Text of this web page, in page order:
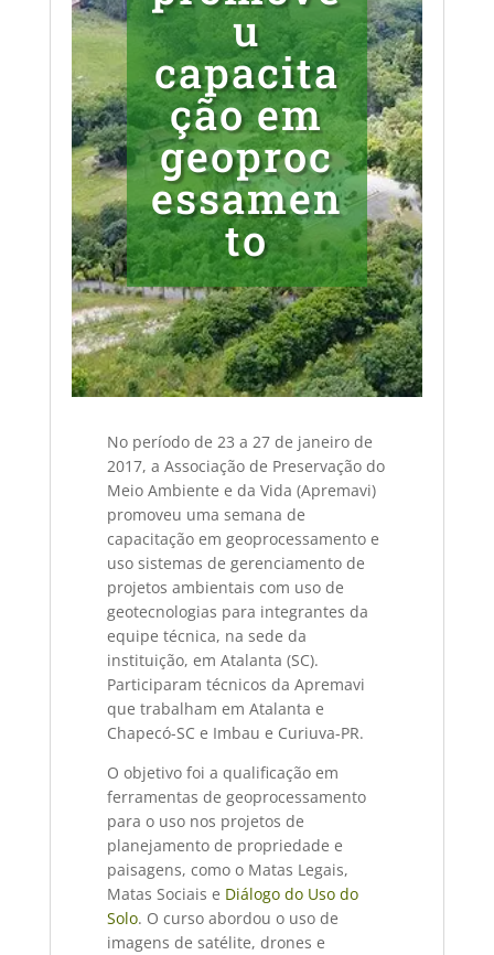
u
capacita
ção em
geoproc
essamen
to
No período de 23 a 27 de janeiro de
2017, a Associação de Preservação do
Meio Ambiente e da Vida (Apremavi)
promoveu uma semana de
capacitação em geoprocessamento e
uso sistemas de gerenciamento de
projetos ambientais com uso de
geotecnologias para integrantes da
equipe técnica, na sede da
instituição, em Atalanta (SC).
Participaram técnicos da Apremavi
que trabalham em Atalanta e
Chapecó-SC e Imbau e Curiuva-PR.
O objetivo foi a qualificação em
ferramentas de geoprocessamento
para o uso nos projetos de
planejamento de propriedade e
paisagens, como o Matas Legais,
Matas Sociais e Diálogo do Uso do
Solo. O curso abordou o uso de
imagens de satélite, drones e